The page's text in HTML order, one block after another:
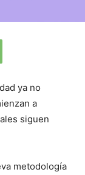
ya no
a
siguen
metodología